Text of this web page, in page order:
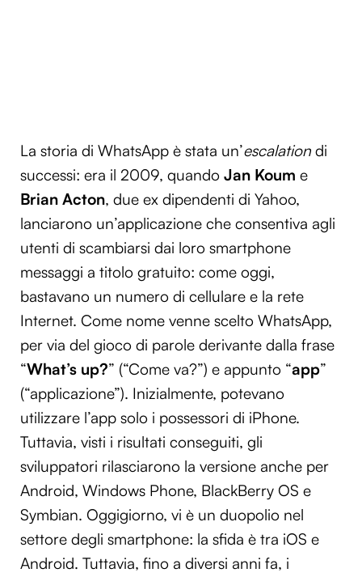
La storia di WhatsApp è stata un’escalation di
successi: era il 2009, quando Jan Koum e
Brian Acton, due ex dipendenti di Yahoo,
lanciarono un’applicazione che consentiva agli
utenti di scambiarsi dai loro smartphone
messaggi a titolo gratuito: come oggi,
bastavano un numero di cellulare e la rete
Internet. Come nome venne scelto WhatsApp,
per via del gioco di parole derivante dalla frase
“What’s up?” (“Come va?”) e appunto “app”
(“applicazione”). Inizialmente, potevano
utilizzare l’app solo i possessori di iPhone.
Tuttavia, visti i risultati conseguiti, gli
sviluppatori rilasciarono la versione anche per
Android, Windows Phone, BlackBerry OS e
Symbian. Oggigiorno, vi è un duopolio nel
settore degli smartphone: la sfida è tra iOS e
Android. Tuttavia, fino a diversi anni fa, i